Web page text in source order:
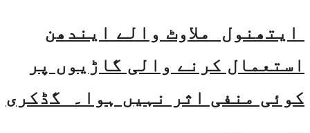
ایتھنول ملاوٹ والے ایندھن
استعمال کرنے والی گاڑیوں پر
کوئی منفی اثر نہیں ہوا۔ گڈکری